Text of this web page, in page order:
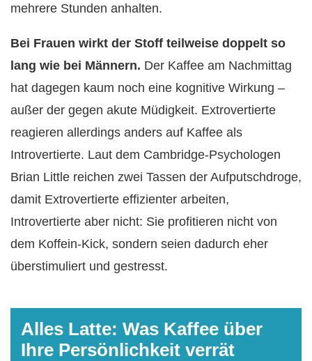
mehrere Stunden anhalten.
Bei Frauen wirkt der Stoff teilweise doppelt so
lang wie bei Männern. Der Kaffee am Nachmittag
hat dagegen kaum noch eine kognitive Wirkung –
außer der gegen akute Müdigkeit. Extrovertierte
reagieren allerdings anders auf Kaffee als
Introvertierte. Laut dem Cambridge-Psychologen
Brian Little reichen zwei Tassen der Aufputschdroge,
damit Extrovertierte effizienter arbeiten,
Introvertierte aber nicht: Sie profitieren nicht von
dem Koffein-Kick, sondern seien dadurch eher
überstimuliert und gestresst.
Alles Latte: Was Kaffee über
Ihre Persönlichkeit verrät